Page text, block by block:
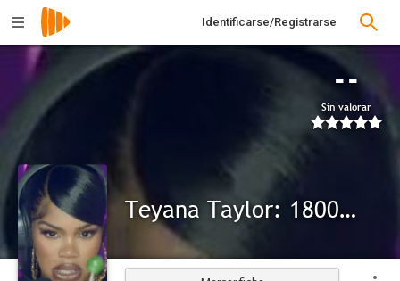
Identificarse/Registrarse
--
Sin valorar
Teyana Taylor: 1800-One-Night